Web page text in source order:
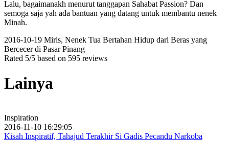
Lalu, bagaimanakh menurut tanggapan Sahabat Passion? Dan
semoga saja yah ada bantuan yang datang untuk membantu nenek
Minah.
2016-10-19 Miris, Nenek Tua Bertahan Hidup dari Beras yang
Bercecer di Pasar Pinang
Rated 5/5 based on 595 reviews
Lainya
Inspiration
2016-11-10 16:29:05
Kisah Inspiratif, Tahajud Terakhir Si Gadis Pecandu Narkoba